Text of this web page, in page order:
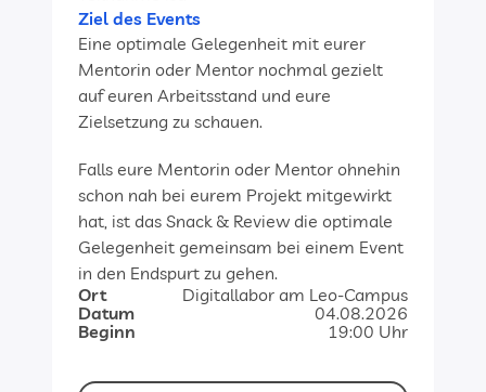
Ziel des Events
Eine optimale Gelegenheit mit eurer
Mentorin oder Mentor nochmal gezielt
auf euren Arbeitsstand und eure
Zielsetzung zu schauen.
Falls eure Mentorin oder Mentor ohnehin
schon nah bei eurem Projekt mitgewirkt
hat, ist das Snack & Review die optimale
Gelegenheit gemeinsam bei einem Event
in den Endspurt zu gehen.
Ort
Digitallabor am Leo-Campus
Datum
04.08.2026
Beginn
19:00 Uhr